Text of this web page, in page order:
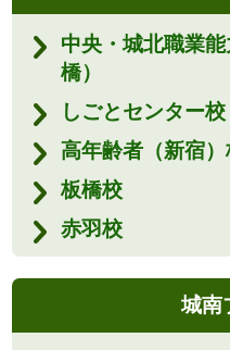
中央・城北職業
橋）
しごとセンター校
高年齢者（新宿）
板橋校
赤羽校
城南